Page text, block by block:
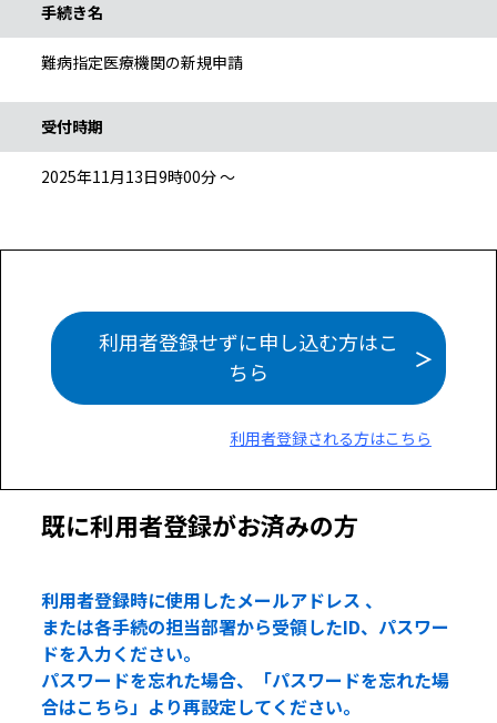
手続き名
難病指定医療機関の新規申請
受付時期
2025年11月13日9時00分 ～
利用者登録せずに申し込む方はこ
ちら
利用者登録される方はこちら
既に利用者登録がお済みの方
利用者登録時に使用したメールアドレス 、
または各手続の担当部署から受領したID、パスワー
ドを入力ください。
パスワードを忘れた場合、「パスワードを忘れた場
合はこちら」より再設定してください。